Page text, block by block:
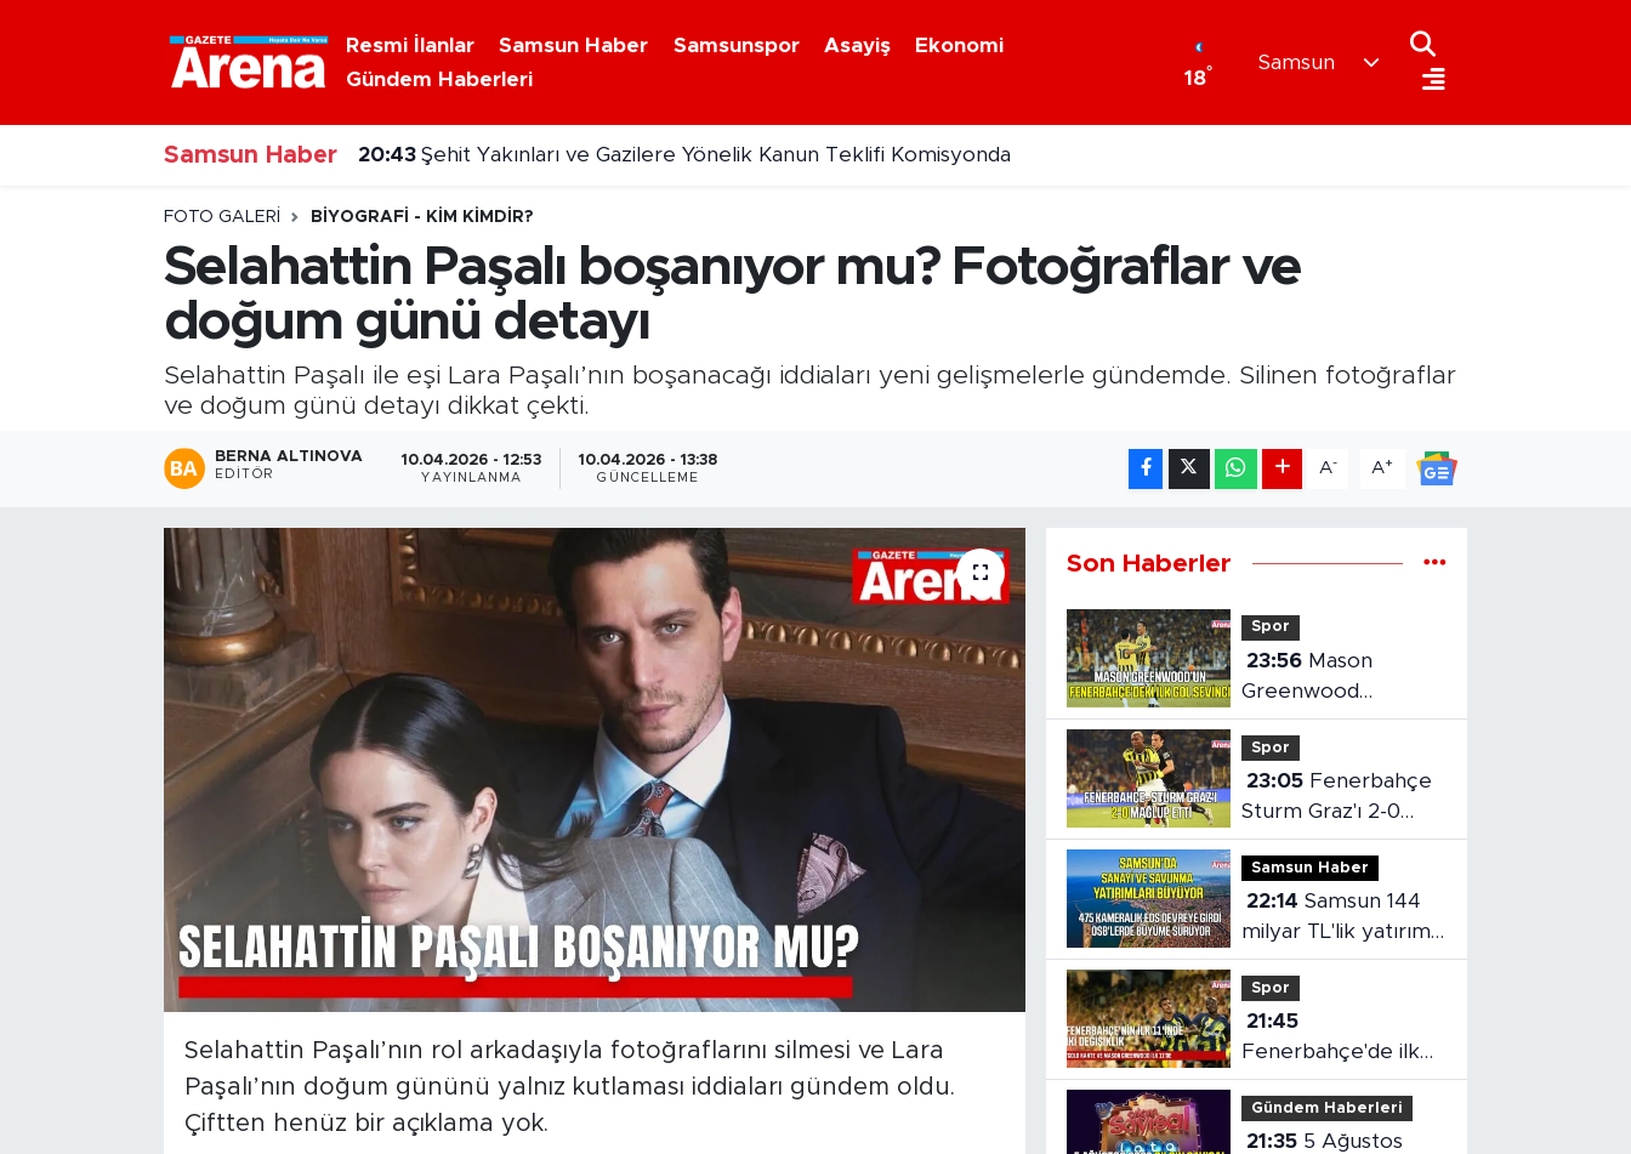
Resmi İlanlar Samsun Haber Samsunspor Asayiş
Ekonomi
Gündem Haberleri
18°
Samsun
Samsun Haber 20:43 Şehit Yakınları ve Gazilere Yönelik Kanun Teklifi Komisyonda
FOTO GALERI BIYOGRAFI - KIM KIMDIR?
Selahattin Paşalı boşanıyor mu? Fotoğraflar ve
doğum günü detayı
Selahattin Paşalı ile eşi Lara Paşalı’nın boşanacağı iddiaları yeni gelişmelerle gündemde. Silinen fotoğraflar
ve doğum günü detayı dikkat çekti.
BERNA ALTINOVA
EDITÖR
10.04.2026 - 12:53
YAYINLANMA
10.04.2026 - 13:38
GÜNCELLEME
A- A+
Selahattin Paşalı’nın rol arkadaşıyla fotoğraflarını silmesi ve Lara
Paşalı’nın doğum gününü yalnız kutlaması iddiaları gündem oldu.
Çiftten henüz bir açıklama yok.
Son Haberler
Spor
23:56
Greenwood
Fenerbahçe'deki ilk
golünü attı
Spor
23:05
Sturm Graz'ı 2-0
Mağlup Etti
Samsun Haber
22:14 Samsun 144
milyar TL'lik yatırımla
gelişmeye devam
ediyor
Spor
21:45
Fenerbahçe'de ilk
11'e iki isim değişikliği
Gündem Haberleri
21:35
Nöbetçi Eczaneler
Hava Durumu
Samsun Namaz Vakitleri
Trafik Durumu
Süper Lig Puan Durumu ve Fikstür
Tüm Manşetler
Son Dakika Haberleri
Haber Arşivi